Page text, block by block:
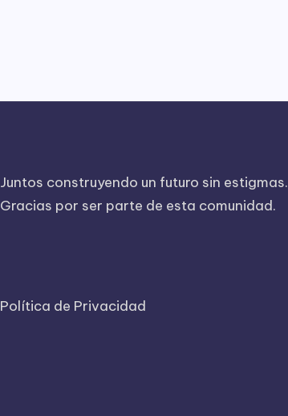
Juntos construyendo un futuro sin estigmas.
Gracias por ser parte de esta comunidad.
Política de Privacidad